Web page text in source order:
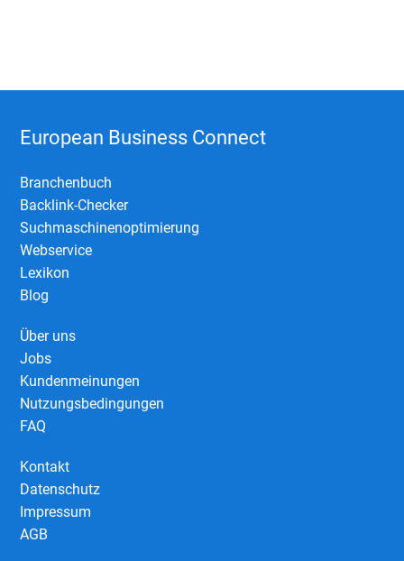
European Business Connect
Branchenbuch
Backlink-Checker
Suchmaschinenoptimierung
Webservice
Lexikon
Blog
Über uns
Jobs
Kundenmeinungen
Nutzungsbedingungen
FAQ
Kontakt
Datenschutz
Impressum
AGB